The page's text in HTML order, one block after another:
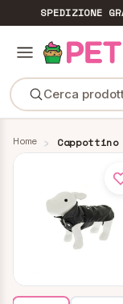
SPEDIZIONE
Cerca
Home